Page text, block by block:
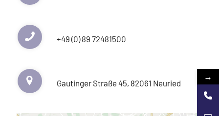
+49 (0) 89 72481500
Gautinger Straße 45, 82061 Neuried
→